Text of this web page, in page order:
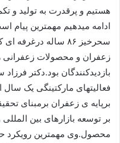
هستیم و پرقدرت به تولید و
ادامه میدهیم مهمترین پیام
سحرخیز ۸۶ ساله
زعفران و محصولات زعفرانی
بازدیدکنندگان بود.دکتر
فعالیتهای مارکتینگی یک
برپایه ی زعفران برمبنای
بر توسعه بازارهای بین
محصول.وی مهمترین رویکرد